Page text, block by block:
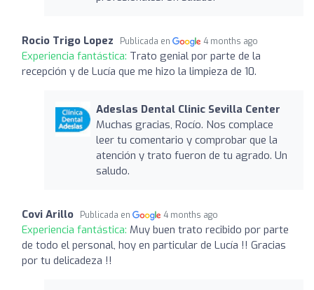
Rocio Trigo Lopez Publicada en 4 months ago
Experiencia fantástica: Trato genial por parte de la
recepción y de Lucía que me hizo la limpieza de 10.
Adeslas Dental Clinic Sevilla Center
Muchas gracias, Rocío. Nos complace
leer tu comentario y comprobar que la
atención y trato fueron de tu agrado. Un
saludo.
Covi Arillo Publicada en 4 months ago
Experiencia fantástica: Muy buen trato recibido por parte
de todo el personal, hoy en particular de Lucía !! Gracias
por tu delicadeza !!